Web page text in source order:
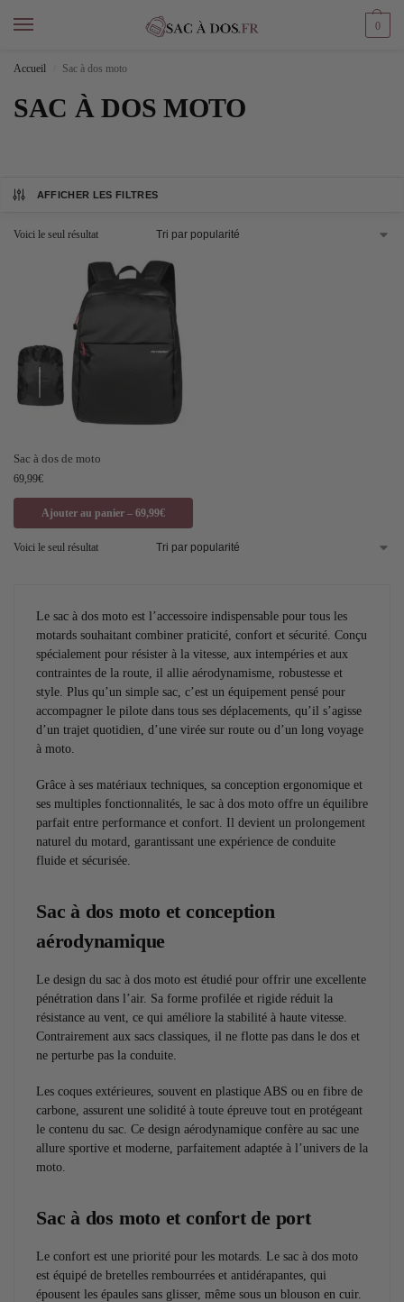
0
Accueil Sac à dos moto
SAC À DOS MOTO
AFFICHER LES FILTRES
Voici le seul résultat
Sac à dos de moto
69,99€
Ajouter au panier – 69,99€
Voici le seul résultat
Le sac à dos moto est l’accessoire indispensable pour tous les
motards souhaitant combiner praticité, confort et sécurité. Conçu
spécialement pour résister à la vitesse, aux intempéries et aux
contraintes de la route, il allie aérodynamisme, robustesse et
style. Plus qu’un simple sac, c’est un équipement pensé pour
accompagner le pilote dans tous ses déplacements, qu’il s’agisse
d’un trajet quotidien, d’une virée sur route ou d’un long voyage
à moto.
Grâce à ses matériaux techniques, sa conception ergonomique et
ses multiples fonctionnalités, le sac à dos moto offre un équilibre
parfait entre performance et confort. Il devient un prolongement
naturel du motard, garantissant une expérience de conduite
fluide et sécurisée.
Sac à dos moto et conception
aérodynamique
Le design du sac à dos moto est étudié pour offrir une excellente
pénétration dans l’air. Sa forme profilée et rigide réduit la
résistance au vent, ce qui améliore la stabilité à haute vitesse.
Contrairement aux sacs classiques, il ne flotte pas dans le dos et
ne perturbe pas la conduite.
Les coques extérieures, souvent en plastique ABS ou en fibre de
carbone, assurent une solidité à toute épreuve tout en protégeant
le contenu du sac. Ce design aérodynamique confère au sac une
allure sportive et moderne, parfaitement adaptée à l’univers de la
moto.
Sac à dos moto et confort de port
Le confort est une priorité pour les motards. Le sac à dos moto
est équipé de bretelles rembourrées et antidérapantes, qui
épousent les épaules sans glisser, même sous un blouson en cuir.